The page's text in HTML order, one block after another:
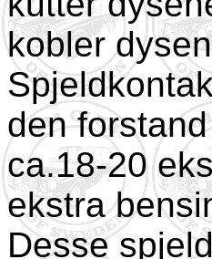
kobler
den
ca.18-20
ekstra
Desse